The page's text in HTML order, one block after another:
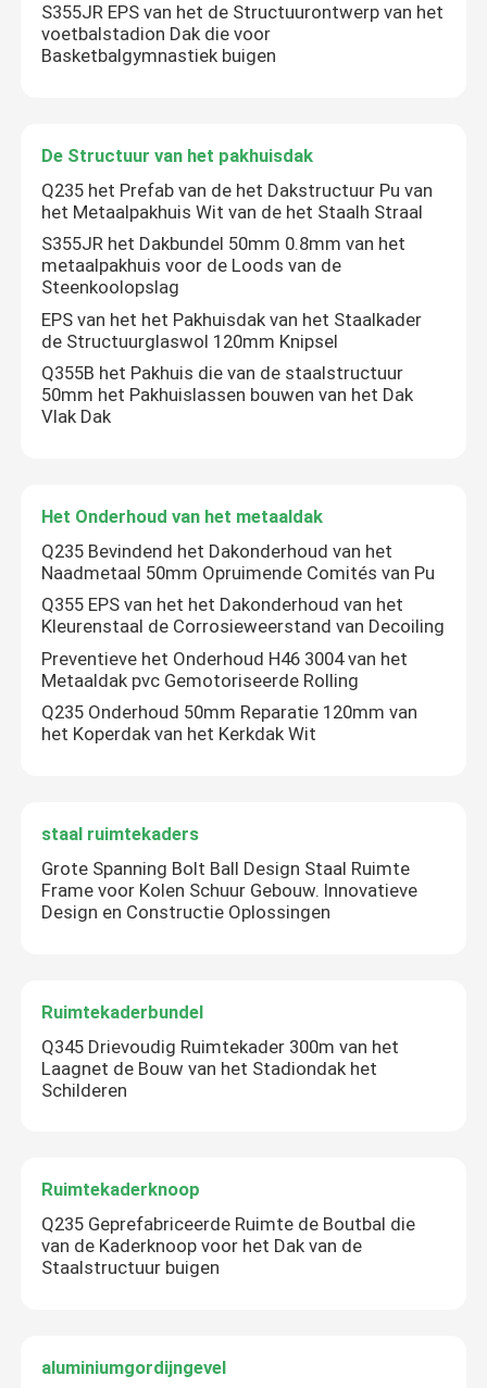
S355JR EPS van het de Structuurontwerp van het
voetbalstadion Dak die voor
Basketbalgymnastiek buigen
De Structuur van het pakhuisdak
Q235 het Prefab van de het Dakstructuur Pu van
het Metaalpakhuis Wit van de het Staalh Straal
S355JR het Dakbundel 50mm 0.8mm van het
metaalpakhuis voor de Loods van de
Steenkoolopslag
EPS van het het Pakhuisdak van het Staalkader
de Structuurglaswol 120mm Knipsel
Q355B het Pakhuis die van de staalstructuur
50mm het Pakhuislassen bouwen van het Dak
Vlak Dak
Het Onderhoud van het metaaldak
Q235 Bevindend het Dakonderhoud van het
Naadmetaal 50mm Opruimende Comités van Pu
Q355 EPS van het het Dakonderhoud van het
Kleurenstaal de Corrosieweerstand van Decoiling
Preventieve het Onderhoud H46 3004 van het
Metaaldak pvc Gemotoriseerde Rolling
Q235 Onderhoud 50mm Reparatie 120mm van
het Koperdak van het Kerkdak Wit
staal ruimtekaders
Grote Spanning Bolt Ball Design Staal Ruimte
Frame voor Kolen Schuur Gebouw. Innovatieve
Design en Constructie Oplossingen
Ruimtekaderbundel
Q345 Drievoudig Ruimtekader 300m van het
Laagnet de Bouw van het Stadiondak het
Schilderen
Ruimtekaderknoop
Q235 Geprefabriceerde Ruimte de Boutbal die
van de Kaderknoop voor het Dak van de
Staalstructuur buigen
aluminiumgordijngevel